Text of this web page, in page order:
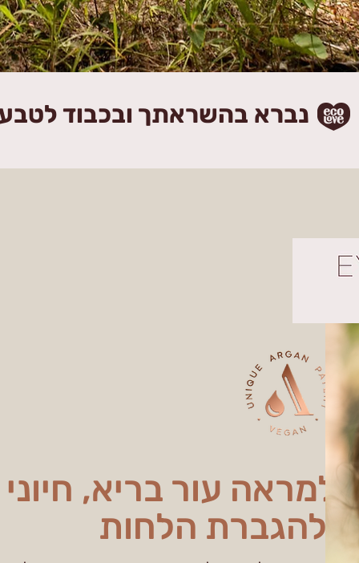
נברא בהשראתך ובכבוד
למראה עור בריא, חיוני
ולהגברת הלחות